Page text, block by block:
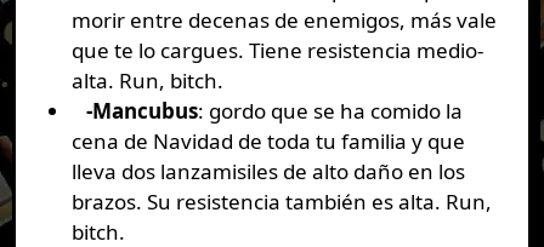
morir entre decenas de enemigos, más vale
que te lo cargues. Tiene resistencia medio-
alta. Run, bitch.
-Mancubus: gordo que se ha comido la
cena de Navidad de toda tu familia y que
lleva dos lanzamisiles de alto daño en los
brazos. Su resistencia también es alta. Run,
bitch.